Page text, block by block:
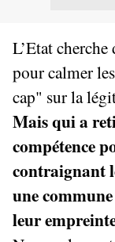
L’Etat cherche
pour calmer
cap" sur la
Mais qui a
compétence
contraignant
une
leur